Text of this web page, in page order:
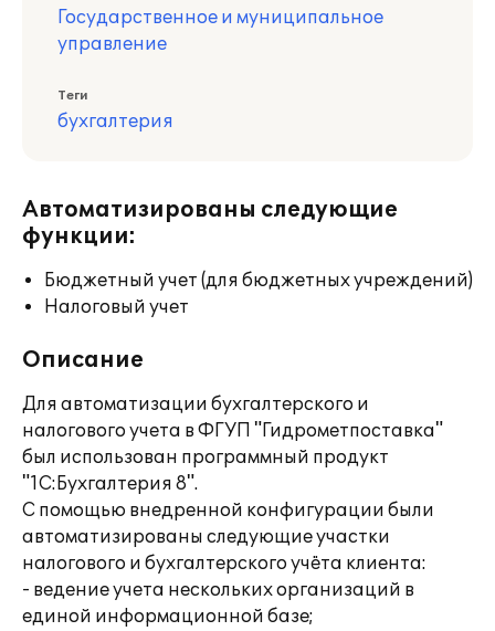
Государственное и муниципальное
управление
Теги
бухгалтерия
Автоматизированы следующие
функции:
Бюджетный учет (для бюджетных учреждений)
Налоговый учет
Описание
Для автоматизации бухгалтерского и
налогового учета в ФГУП "Гидрометпоставка"
был использован программный продукт
"1С:Бухгалтерия 8".
С помощью внедренной конфигурации были
автоматизированы следующие участки
налогового и бухгалтерского учёта клиента:
- ведение учета нескольких организаций в
единой информационной базе;